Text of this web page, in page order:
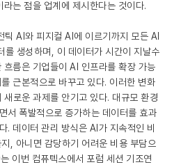
라는 점을 업계에 제시한다는 것이다.
AI와 피지컬 AI에 이르기까지 모든 AI
를 생성하며, 이 데이터가 시간이 지날수
름은 기업들이 AI 인프라를 확장 가능
근본적으로 바꾸고 있다. 이러한 변화
로운 과제를 안기고 있다. 대규모 환경
서 폭발적으로 증가하는 데이터를 효과
. 데이터 관리 방식은 AI가 지속적인 비
, 아니면 감당하기 어려운 비용 부담으
이번 컴퓨텍스에서 포럼 세션 기조연